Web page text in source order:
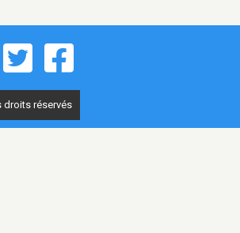
droits réservés